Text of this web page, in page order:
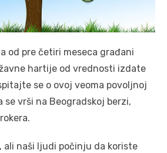
od pre četiri meseca građani
hartije od vrednosti izdate
se o ovoj veoma povoljnoj
se vrši na Beogradskoj berzi,
ali naši ljudi počinju da koriste